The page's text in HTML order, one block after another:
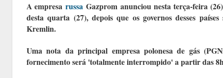
A empresarussa Gazprom anunciou nesta terça-feira
desta quarta (27), depois que os governos desses
Kremlin.
Uma nota da principal empresa polonesa de gás
fornecimento será 'totalmente interrompido' a partir das